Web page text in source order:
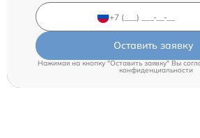
Оставить заявку
Нажимая на кнопку "Оставить заявку" Вы
конфиденциальности